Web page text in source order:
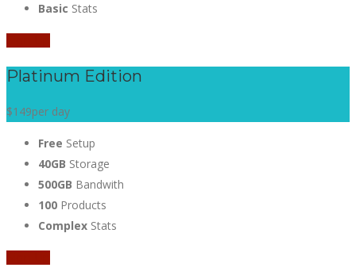
Basic Stats
Platinum Edition
$149per day
Free Setup
40GB Storage
500GB Bandwith
100 Products
Complex Stats